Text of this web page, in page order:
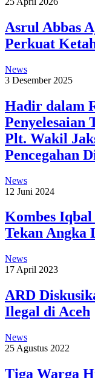
Asrul Abbas
Perkuat
News
3 Desember 2025
Hadir dalam
Penyelesaian
Plt. Wakil
Pencegahan
News
12 Juni 2024
Kombes Iqbal
Tekan Angka
News
17 April 2023
ARD
Ilegal di Aceh
News
25 Agustus 2022
Tiga Warga